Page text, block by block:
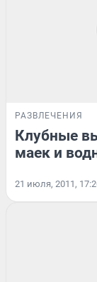
РАЗВЛЕЧЕНИЯ
Клубные
маек и
21 июля, 2011,